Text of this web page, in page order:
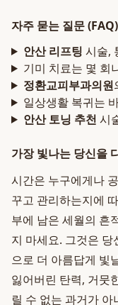
자주 묻는 질문 (FAQ)
안산 리프팅 시술,
기미 치료는 몇 회
정환교피부과의원
일상생활 복귀는
안산 토닝 추천 시
가장 빛나는 당신을
시간은 누구에게나
꾸고 관리하는지에
부에 남은 세월의 흔
지 마세요. 그것은
으로 더 아름답게 빛
잃어버린 탄력, 거뭇
릴 수 없는 과거가